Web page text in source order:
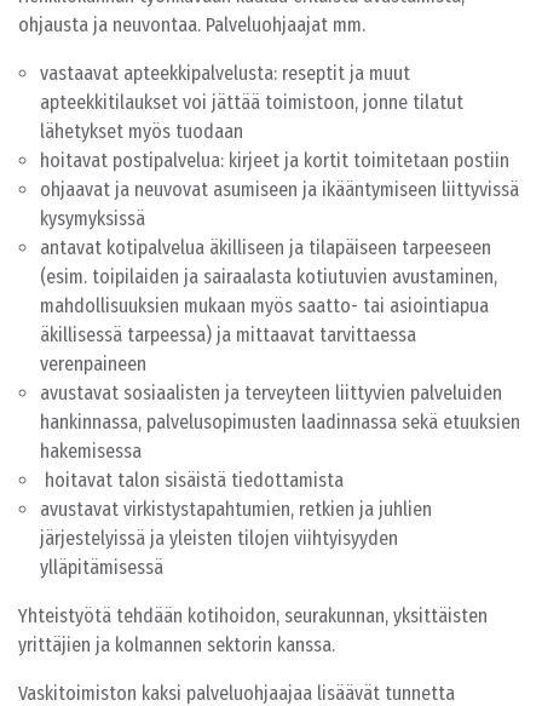
ohjausta ja neuvontaa. Palveluohjaajat mm.
vastaavat apteekkipalvelusta: reseptit ja muut
apteekkitilaukset voi jättää toimistoon, jonne tilatut
lähetykset myös tuodaan
hoitavat postipalvelua: kirjeet ja kortit toimitetaan postiin
ohjaavat ja neuvovat asumiseen ja ikääntymiseen liittyvissä
kysymyksissä
antavat kotipalvelua äkilliseen ja tilapäiseen tarpeeseen
(esim. toipilaiden ja sairaalasta kotiutuvien avustaminen,
mahdollisuuksien mukaan myös saatto- tai asiointiapua
äkillisessä tarpeessa) ja mittaavat tarvittaessa
verenpaineen
avustavat sosiaalisten ja terveyteen liittyvien palveluiden
hankinnassa, palvelusopimusten laadinnassa sekä etuuksien
hakemisessa
hoitavat talon sisäistä tiedottamista
avustavat virkistystapahtumien, retkien ja juhlien
järjestelyissä ja yleisten tilojen viihtyisyyden
ylläpitämisessä
Yhteistyötä tehdään kotihoidon, seurakunnan, yksittäisten
yrittäjien ja kolmannen sektorin kanssa.
Vaskitoimiston kaksi palveluohjaajaa lisäävät tunnetta